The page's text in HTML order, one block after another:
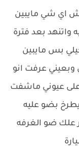
اي شي مايبين
بعد فترة
بس مايبين
عرفت انو
عيوني ماشفت
بضو عليه
علك ضو الغرفه